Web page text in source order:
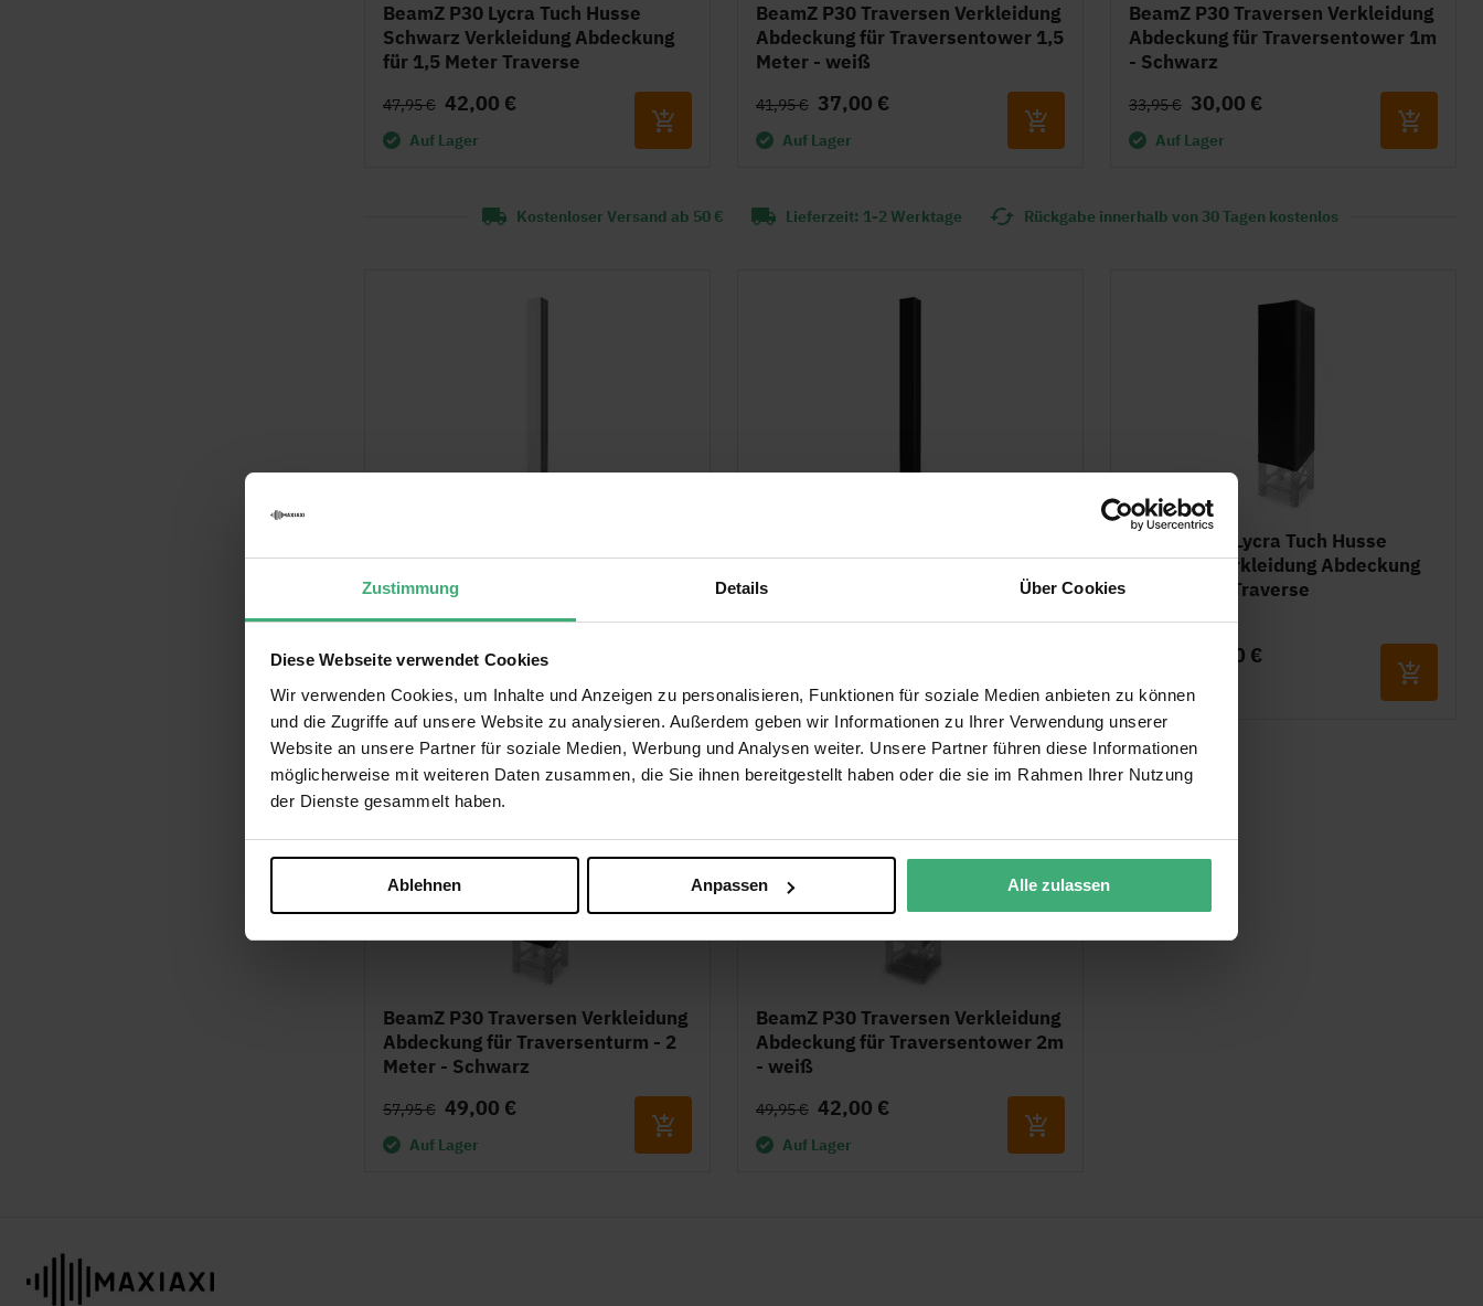
Zustimmung Details Über Cookies
Diese Webseite verwendet Cookies
Wir verwenden Cookies, um Inhalte und Anzeigen zu personalisieren, Funktionen für soziale Medien anbieten zu können
und die Zugriffe auf unsere Website zu analysieren. Außerdem geben wir Informationen zu Ihrer Verwendung unserer
Website an unsere Partner für soziale Medien, Werbung und Analysen weiter. Unsere Partner führen diese Informationen
möglicherweise mit weiteren Daten zusammen, die Sie ihnen bereitgestellt haben oder die sie im Rahmen Ihrer Nutzung
der Dienste gesammelt haben.
Ablehnen Anpassen Alle zulassen
BeamZ P30 Lycra Tuch Husse
Schwarz Verkleidung Abdeckung
für 1,5 Meter Traverse
42,00 €
47,95 €
Auf Lager
BeamZ P30 Traversen Verkleidung
Abdeckung für Traversentower 1,5
Meter - weiß
37,00 €
41,95 €
Auf Lager
BeamZ P30 Traversen Verkleidung
Abdeckung für Traversentower 1m
- Schwarz
30,00 €
33,95 €
Auf Lager
Kostenloser Versand ab 50 € Lieferzeit: 1-2 Werktage Rückgabe innerhalb von 30 Tagen kostenlos
Verkleidung Lycra Husse / Tuch -
für 3m Vierkant Traversen - weiß
68,00 €
76,95 €
Auf Lager
Verkleidung Lycra Husse / Tuch -
für 3m Vierkant Traversen -
Auf Lager
BeamZ P30 Lycra Tuch Husse
Schwarz Verkleidung Abdeckung
für 1 Meter Traverse
35,00 €
Auf Lager
BeamZ P30 Traversen Verkleidung
Abdeckung für Traversenturm - 2
Meter - Schwarz
49,00 €
57,95 €
Auf Lager
BeamZ P30 Traversen Verkleidung
Abdeckung für Traversentower 2m
- weiß
42,00 €
49,95 €
Auf Lager